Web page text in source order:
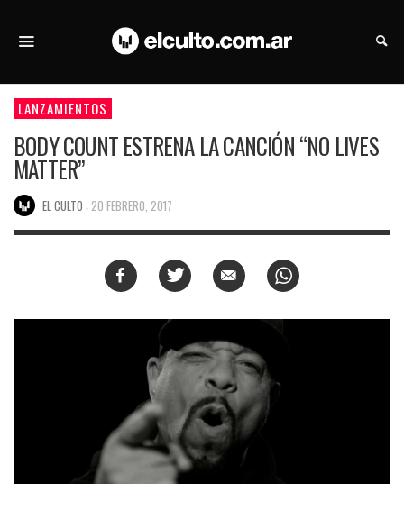
LANZAMIENTOS
BODY COUNT ESTRENA LA CANCIÓN “NO LIVES
MATTER”
EL CULTO 20 FEBRERO, 2017